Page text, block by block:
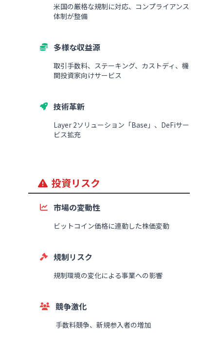
米国の厳格な規制に対応、コンプライアンス
体制が整備
多様な収益源
取引手数料、ステーキング、カストディ、機
関投資家向けサービス
技術革新
Layer 2ソリューション「Base」、DeFiサー
ビス拡充
投資リスク
市場の変動性
ビットコイン価格に連動した株価変動
規制リスク
規制環境の変化による事業への影響
競争激化
手数料競争、新規参入者の増加